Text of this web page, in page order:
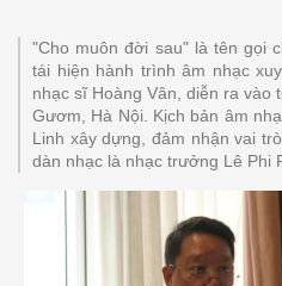
"Cho muôn đời sau" là tên gọi
tái hiện hành trình âm nhạc
nhạc sĩ Hoàng Vân, diễn ra vào
Gươm, Hà Nội. Kịch bản âm
Linh xây dựng, đảm nhận vai
dàn nhạc là nhạc trưởng Lê Phi